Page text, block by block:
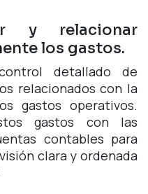
y relacionar
los gastos.
detallado de
relacionados con la
gastos operativos.
gastos con las
contables para
clara y ordenada